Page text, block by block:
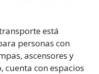
está
personas con
ascensores y
cuenta con espacios